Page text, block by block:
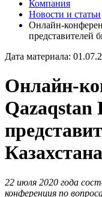
Компания
Новости и статьи
Онлайн-
представителей
Дата материала:
Онлайн-
Qazaqstan
Казахстана
22 июля 2020 года
конференция по